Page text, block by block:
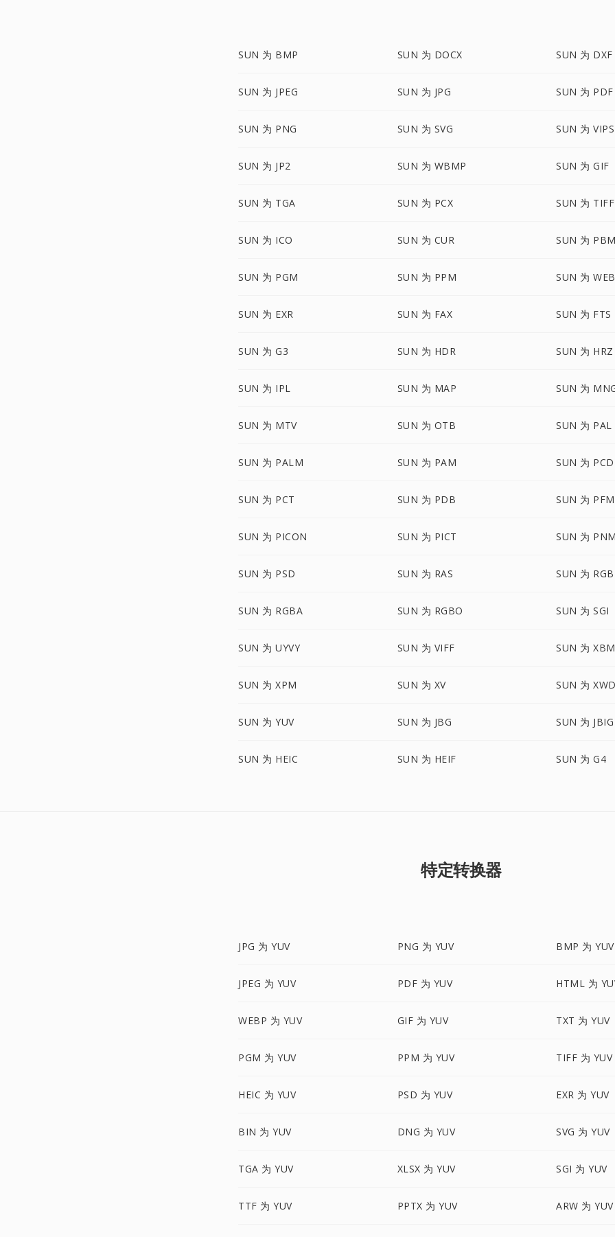
SUN 为 BMP SUN 为 DOCX SUN 为 DXF
SUN 为 JPEG SUN 为 JPG SUN 为 PDF
SUN 为 PNG SUN 为 SVG SUN 为 VIPS
SUN 为 JP2 SUN 为 WBMP SUN 为 GIF
SUN 为 TGA SUN 为 PCX SUN 为 TIFF
SUN 为 ICO SUN 为 CUR SUN 为
SUN 为 PGM SUN 为 PPM SUN 为
SUN 为 EXR SUN 为 FAX SUN 为 FTS
SUN 为 G3 SUN 为 HDR SUN 为 HRZ
SUN 为 IPL SUN 为 MAP SUN 为
SUN 为 MTV SUN 为 OTB SUN 为 PAL
SUN 为 PALM SUN 为 PAM SUN 为 PCD
SUN 为 PCT SUN 为 PDB SUN 为 PFM
SUN 为 PICON SUN 为 PICT SUN 为
SUN 为 PSD SUN 为 RAS SUN 为 RGB
SUN 为 RGBA SUN 为 RGBO SUN 为 SGI
SUN 为 UYVY SUN 为 VIFF SUN 为 XBM
SUN 为 XPM SUN 为 XV SUN 为
SUN 为 YUV SUN 为 JBG SUN 为 JBIG
SUN 为 HEIC SUN 为 HEIF SUN 为 G4
特定转换器
JPG 为 YUV PNG 为 YUV BMP 为 YUV
JPEG 为 YUV PDF 为 YUV HTML 为
WEBP 为 YUV GIF 为 YUV TXT 为 YUV
PGM 为 YUV PPM 为 YUV TIFF 为 YUV
HEIC 为 YUV PSD 为 YUV EXR 为 YUV
BIN 为 YUV DNG 为 YUV SVG 为 YUV
TGA 为 YUV XLSX 为 YUV SGI 为 YUV
TTF 为 YUV PPTX 为 YUV ARW 为 YUV